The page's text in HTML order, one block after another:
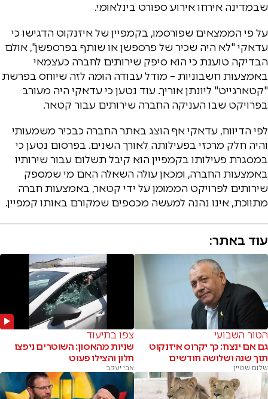
שבמדינה אירחו אירוע ספורט בינלאומי.
על פי הממצאים שפורסמו, בקמפיין של איזנקוט הדגישו כי
עדאקי "לא היה שכיר של פרספשן או שותף בפרספשן", אולם
הבדיקה טוענת כי הוא סיפק שירותים לחברה כעצמאי
באמצעות חשבוניות – מודל עבודה הומה לזה שיוחס בפרשת
"קטארגייט" ליונתן אוריך. עוד נטען כי עדאקי היה מעורב
בפרויקט שבו העניקה החברה שירותים עבור קטאר.
לפי הדיווח, עדאקי אף הוצג באתר החברה כבכיר משמעותי
והיה חלק מרכזי בפעילותה לאורך השנים. בפרסום נטען כי
במסגרת פעילותו בקמפיין הוא קיבל תשלום עבור שירותיו
באמצעות החברה, ומכאן עולה השאלה האם מי שמספק
שירותים לפרויקט הממומן על ידי קטאר, באמצעות חברה
מתווכת, אינו נהנה למעשה מכספים שמקורם באותו קמפיין.
עוד באתר:
הטור השבועי
גם אם ינצח: כך יקרוס איזנקוט
תוך שנה ושלושה חודשים
שלום שטיין
צפו בתיעוד
שניות מהאסון: השוטרים ניפצו
חלון והצילו פעוט
אבי יעקב